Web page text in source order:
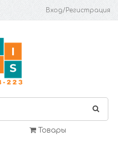
Вход/Регистрация
Товары